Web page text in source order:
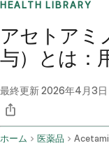
HEALTH LIBRARY
アセトアミ
与）とは：
最終更新2026年4月3日
ホーム 医薬品